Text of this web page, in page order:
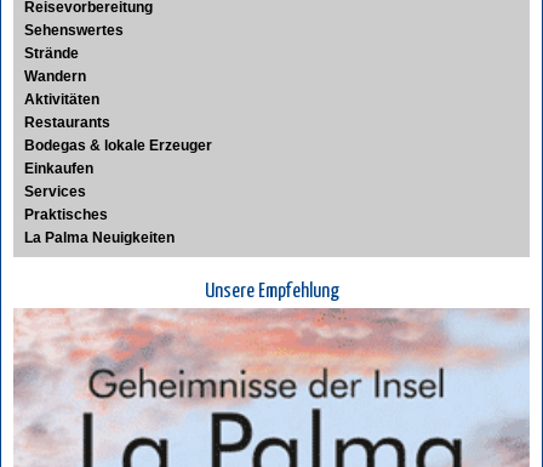
Reisevorbereitung
Sehenswertes
Strände
Wandern
Aktivitäten
Restaurants
Bodegas & lokale Erzeuger
Einkaufen
Services
Praktisches
La Palma Neuigkeiten
Unsere Empfehlung